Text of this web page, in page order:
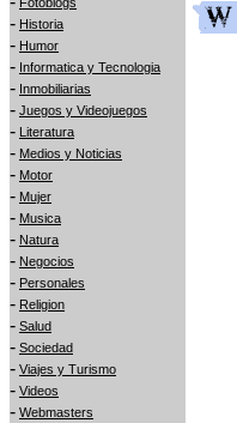
- Historia
- Humor
- Informatica y Tecnologia
- Inmobiliarias
- Juegos y Videojuegos
- Literatura
- Medios y Noticias
- Motor
- Mujer
- Musica
- Natura
- Negocios
- Personales
- Religion
- Salud
- Sociedad
- Viajes y Turismo
- Videos
- Webmasters